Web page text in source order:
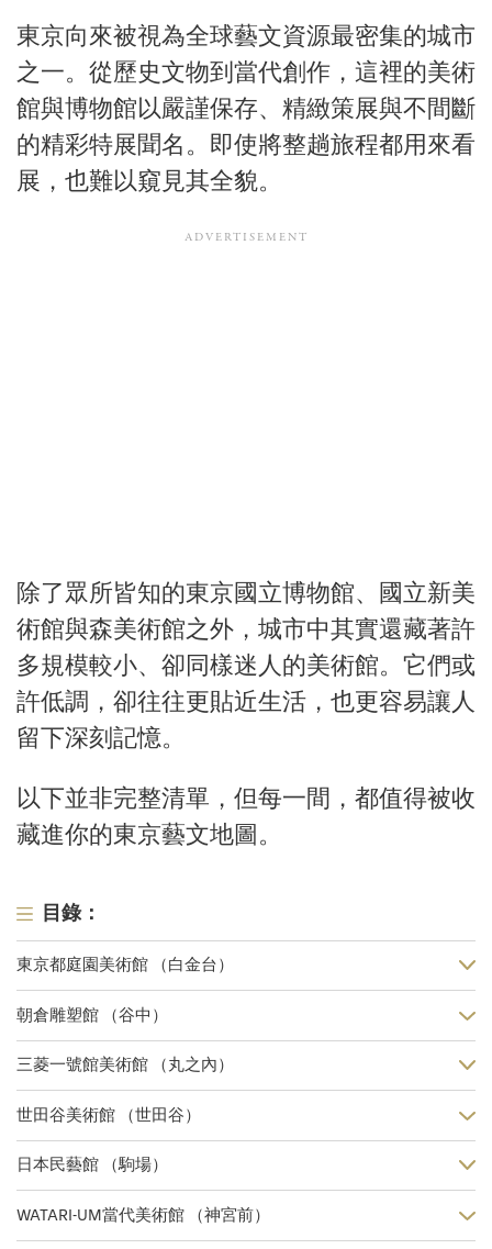
東京向來被視為全球藝文資源最密集的城市
之一。從歷史文物到當代創作，這裡的美術
館與博物館以嚴謹保存、精緻策展與不間斷
的精彩特展聞名。即使將整趟旅程都用來看
展，也難以窺見其全貌。
除了眾所皆知的東京國立博物館、 國立新美
術館與森美術館之外，城市中其實還藏著許
多規模較小、卻同樣迷人的美術館。它們或
許低調，卻往往更貼近生活，也更容易讓人
留下深刻記憶。
以下並非完整清單，但每一間，都值得被收
藏進你的東京藝文地圖。
目錄：
東京都庭園美術館 （白金台）
朝倉雕塑館 （谷中）
三菱一號館美術館 （丸之內）
世田谷美術館 （世田谷）
日本民藝館 （駒場）
WATARI-UM當代美術館 （神宮前）